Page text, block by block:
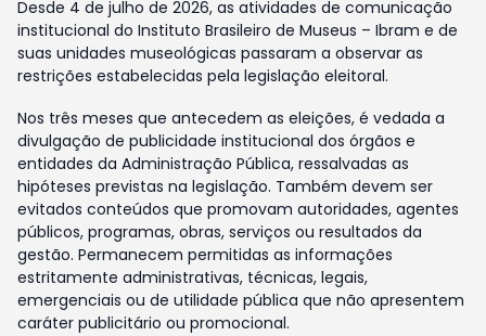
Desde 4 de julho de 2026, as atividades de comunicação
institucional do Instituto Brasileiro de Museus – Ibram e de
suas unidades museológicas passaram a observar as
restrições estabelecidas pela legislação eleitoral.
Nos três meses que antecedem as eleições, é vedada a
divulgação de publicidade institucional dos órgãos e
entidades da Administração Pública, ressalvadas as
hipóteses previstas na legislação. Também devem ser
evitados conteúdos que promovam autoridades, agentes
públicos, programas, obras, serviços ou resultados da
gestão. Permanecem permitidas as informações
estritamente administrativas, técnicas, legais,
emergenciais ou de utilidade pública que não apresentem
caráter publicitário ou promocional.